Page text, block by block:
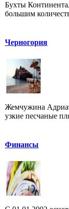
Бухты
большим
Черногория
Жемчужина
узкие песчаные
Финансы